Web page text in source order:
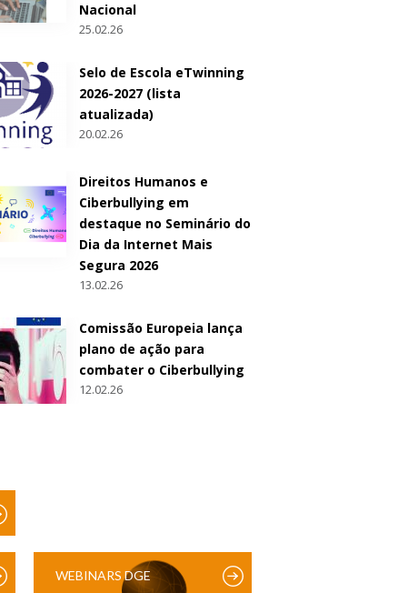
Nacional
25.02.26
Selo de Escola eTwinning
2026-2027 (lista
atualizada)
20.02.26
Direitos Humanos e
Ciberbullying em
destaque no Seminário do
Dia da Internet Mais
Segura 2026
13.02.26
Comissão Europeia lança
plano de ação para
combater o Ciberbullying
12.02.26
WEBINARS DGE